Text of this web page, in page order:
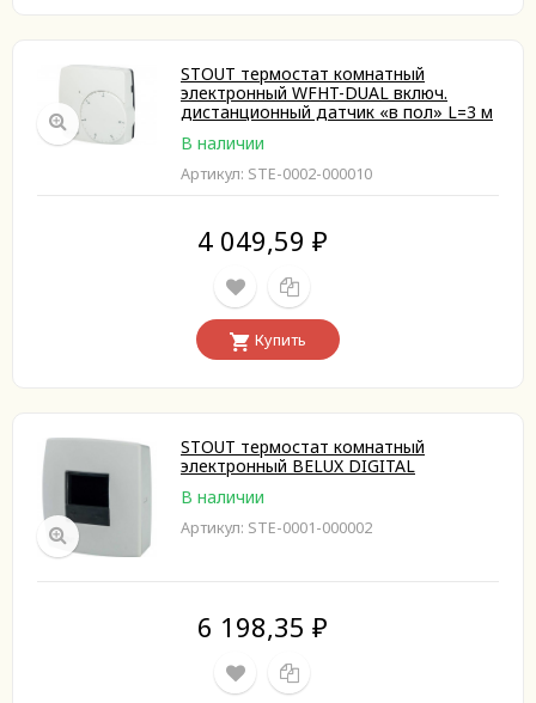
STOUT термостат комнатный
электронный WFHT-DUAL включ.
дистанционный датчик «в пол» L=3 м
В наличии
Артикул: STE-0002-000010
4 049,59 ₽
Купить
STOUT термостат комнатный
электронный BELUX DIGITAL
В наличии
Артикул: STE-0001-000002
6 198,35 ₽